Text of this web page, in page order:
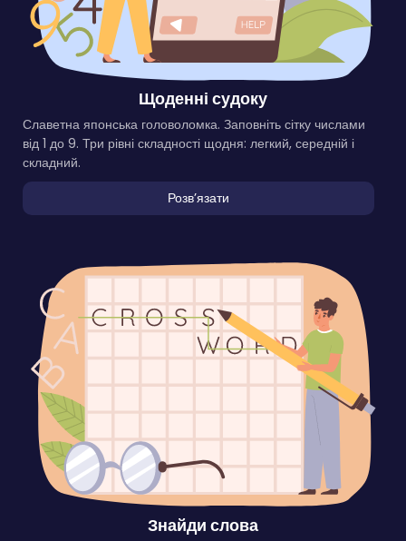
Щоденні судоку
Славетна японська головоломка. Заповніть сітку числами
від 1 до 9. Три рівні складності щодня: легкий, середній і
складний.
Розвʼязати
Знайди слова